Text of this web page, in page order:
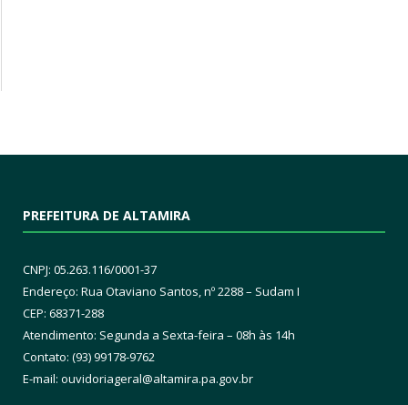
PREFEITURA DE ALTAMIRA
CNPJ: 05.263.116/0001-37
Endereço: Rua Otaviano Santos, nº 2288 – Sudam I
CEP: 68371-288
Atendimento: Segunda a Sexta-feira – 08h às 14h
Contato: (93) 99178-9762
E-mail: ouvidoriageral@altamira.pa.gov.br